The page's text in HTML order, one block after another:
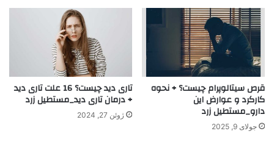
قرص سیتالوپرام چیست؟ + نحوه
کارکرد و عوارض این
دارو_مستطیل زرد
جولای 9, 2025
تاری دید چیست؟ 16 علت تاری دید
+ درمان تاری دید_مستطیل زرد
ژوئن 27, 2024